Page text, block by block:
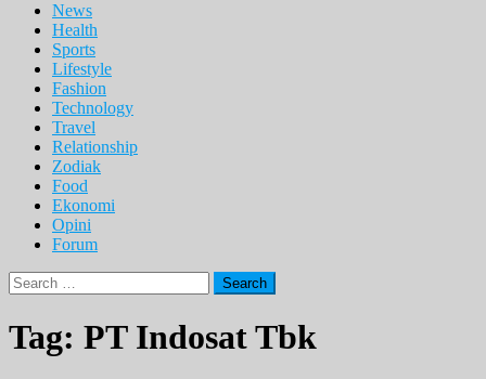
News
Health
Sports
Lifestyle
Fashion
Technology
Travel
Relationship
Zodiak
Food
Ekonomi
Opini
Forum
Search
for:
Tag: PT Indosat Tbk